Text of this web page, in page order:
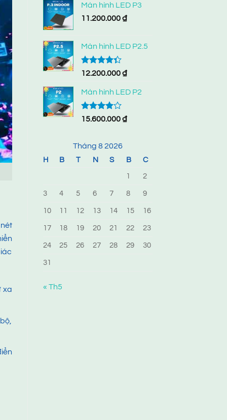
xa
Màn hình LED P3
11.200.000₫
Màn hình LED P2.5
Được xếp
5 sao
12.200.000₫
Màn hình LED P2
Được
sao
15.600.000₫
Tháng 8 2026
H B T N S B C
1 2
3 4 5 6 7 8 9
10 11 12 13 14 15 16
17 18 19 20 21 22 23
24 25 26 27 28 29 30
31
« Th5